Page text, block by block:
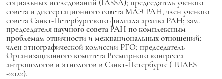
социальных исследований (IASSA); председатель ученого
совета и диссертационного совета МАЭ РАН, член ученого
совета Санкт-Петербургского филиала архива РАН; зам.
председателя научного совета РАН по комплексным
проблемам этничности и межнациональных отношений;
член этнографической комиссии РГО; председатель
Организационного комитета Всемирного конгресса
антропологов и этнологов в Санкт-Петербурге ( IUAES
-2022).